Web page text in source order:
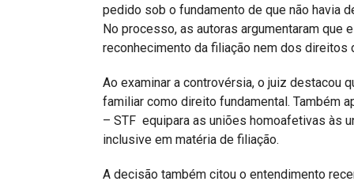
pedido sob o fundamento de que não havia
No processo, as autoras argumentaram que
reconhecimento da filiação nem dos direitos
Ao examinar a controvérsia, o juiz destacou
familiar como direito fundamental. Também
– STF equipara as uniões homoafetivas às
inclusive em matéria de filiação.
A decisão também citou o entendimento